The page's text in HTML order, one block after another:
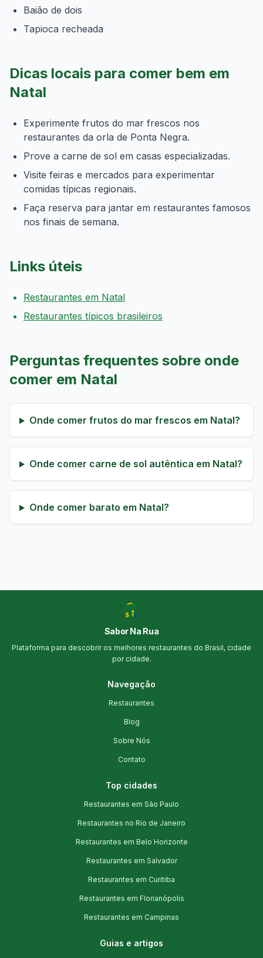
Baião de dois
Tapioca recheada
Dicas locais para comer bem em
Natal
Experimente frutos do mar frescos nos
restaurantes da orla de Ponta Negra.
Prove a carne de sol em casas especializadas.
Visite feiras e mercados para experimentar
comidas típicas regionais.
Faça reserva para jantar em restaurantes famosos
nos finais de semana.
Links úteis
Restaurantes em Natal
Restaurantes típicos brasileiros
Perguntas frequentes sobre onde
comer em Natal
Onde comer frutos do mar frescos em Natal?
Onde comer carne de sol autêntica em Natal?
Onde comer barato em Natal?
Sabor Na Rua
Plataforma para descobrir os melhores restaurantes do Brasil, cidade
por cidade.
Navegação
Restaurantes
Blog
Sobre Nós
Contato
Top cidades
Restaurantes em São Paulo
Restaurantes no Rio de Janeiro
Restaurantes em Belo Horizonte
Restaurantes em Salvador
Restaurantes em Curitiba
Restaurantes em Florianópolis
Restaurantes em Campinas
Guias e artigos